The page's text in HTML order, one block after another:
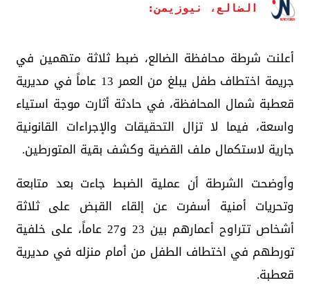
الضالع، نيوزيمن:
أعلنت شرطة محافظة الضالع، ضبط ثلاثة متهمين في
جريمة اختطاف طفل يبلغ من العمر 13 عاماً في مديرية
قعطبة شمال المحافظة، في حادثة أثارت موجة استياء
واسعة، فيما لا تزال التحقيقات والإجراءات القانونية
جارية لاستكمال ملف القضية وكشف بقية المتورطين.
وأوضحت الشرطة أن عملية الضبط جاءت بعد متابعة
وتحريات أمنية أسفرت عن إلقاء القبض على ثلاثة
أشخاص تتراوح أعمارهم بين 23 و27 عاماً، على خلفية
تورطهم في اختطاف الطفل من أمام منزله في مديرية
قعطبة.